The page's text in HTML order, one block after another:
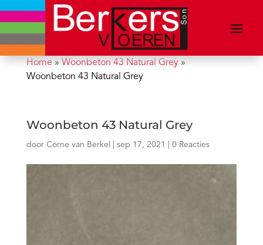
Home» Woonbeton 43 Natural Grey»
Woonbeton 43 Natural Grey
Woonbeton 43 Natural Grey
door Corne van Berkel sep 17, 2021 0 Reacties